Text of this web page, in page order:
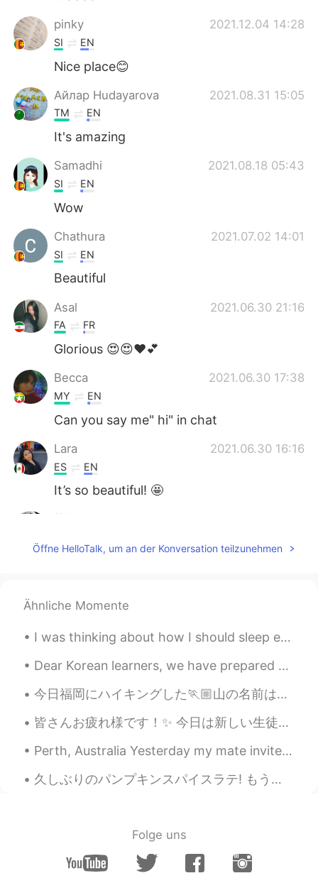
pinky 2021.12.04 14:28
SI EN
Nice place😊
Айлар Hudayarova 2021.08.31 15:05
TM EN
It's amazing
Samadhi 2021.08.18 05:43
SI EN
Wow
Chathura 2021.07.02 14:01
SI EN
Beautiful
Asal 2021.06.30 21:16
FA FR
Glorious 😍😍❤💕
Becca 2021.06.30 17:38
MY EN
Can you say me" hi" in chat
Lara 2021.06.30 16:16
ES EN
It’s so beautiful! 🤩
AZ EN
Wow🤩
Öffne HelloTalk, um an der Konversation teilzunehmen
Ähnliche Momente
I was thinking about how I should sleep earlier but then I remembered I don’t have to wake up in ...
Dear Korean learners, we have prepared something special for you! In early June, you can learn Ko...
今日福岡にハイキングした🏃🏼山の名前は宝満山。とっても大変なバイクです。たくさんの難しい石段があります⛰往復は3時間ぐらい。登のじいちゃんとばあちゃんは素晴らしい👵🏻👴🏻！早い登った。私はすごく...
皆さんお疲れ様です！✨ 今日は新しい生徒たちとgoogle meetで授業をしました。 本当に楽しかったです。 彼らも楽しかったと言ってくれたし、私のプレゼンテーションや教え方を褒めてくれたの...
Perth, Australia Yesterday my mate invited us over to cook us BBQ and watch TV. The whole time...
久しぶりのパンプキンスパイスラテ! もう一杯はパンプキンクリームコールドブリュー っていうコーヒーです。 明日それを飲もうと思って、冷蔵庫に入れておきました。 でも我慢できなくて、今日半分くらい...
Folge uns